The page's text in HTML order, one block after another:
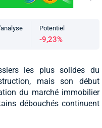
Potentiel
-9,23%
les plus solides du
mais son début
du marché immobilier
débouchés continuent